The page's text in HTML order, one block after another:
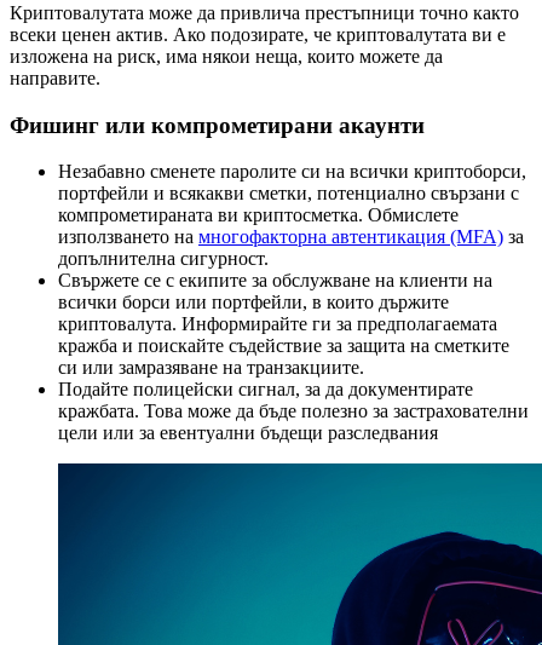
Криптовалутата може да привлича престъпници точно както
всеки ценен актив. Ако подозирате, че криптовалутата ви е
изложена на риск, има някои неща, които можете да
направите.
Фишинг или компрометирани акаунти
Незабавно сменете паролите си на всички криптоборси,
портфейли и всякакви сметки, потенциално свързани с
компрометираната ви криптосметка. Обмислете
използването на многофакторна автентикация (MFA) за
допълнителна сигурност.
Свържете се с екипите за обслужване на клиенти на
всички борси или портфейли, в които държите
криптовалута. Информирайте ги за предполагаемата
кражба и поискайте съдействие за защита на сметките
си или замразяване на транзакциите.
Подайте полицейски сигнал, за да документирате
кражбата. Това може да бъде полезно за застрахователни
цели или за евентуални бъдещи разследвания